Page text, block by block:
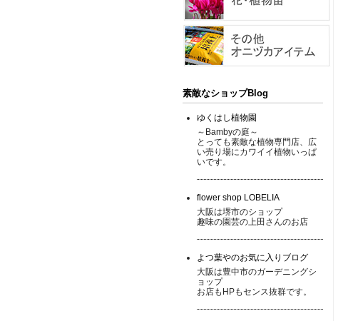
素敵なショップBlog
ゆくはし植物園
～Bambyの庭～
とっても素敵な植物専門店、広
い売り場にカワイイ植物いっぱ
いです。
flower shop LOBELIA
大阪は堺市のショップ
趣味の園芸の上田さんのお店
よつ葉やのお気に入りブログ
大阪は豊中市のガーデニングシ
ョップ
お店もHPもセンス抜群です。